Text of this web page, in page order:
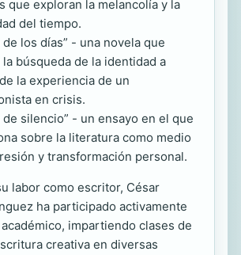
que exploran la melancolía y la
del tiempo.
de los días” - una novela que
la búsqueda de la identidad a
la experiencia de un
en crisis.
de silencio” - un ensayo en el que
sobre la literatura como medio
y transformación personal.
labor como escritor, César
ha participado activamente
impartiendo clases de
creativa en diversas